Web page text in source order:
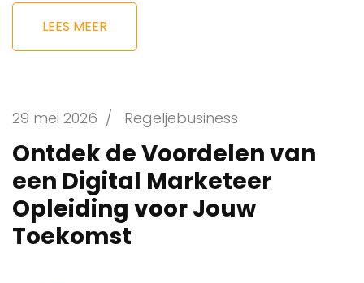
LEES MEER
29 mei 2026 / Regeljebusiness
Ontdek de Voordelen van
een Digital Marketeer
Opleiding voor Jouw
Toekomst